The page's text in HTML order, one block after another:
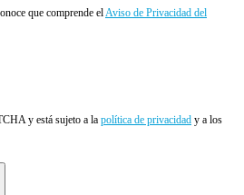
que comprende elAviso de Privacidad del
y está sujeto a la política de privacidad y a los